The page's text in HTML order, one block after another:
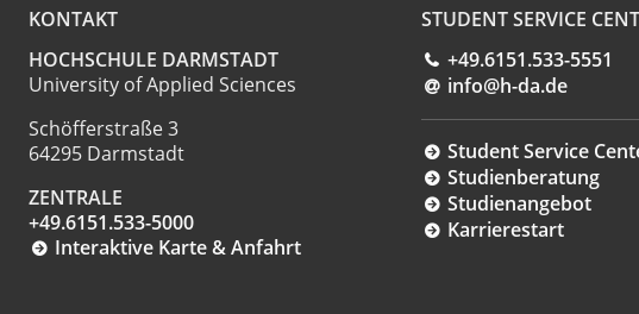
KONTAKT
HOCHSCHULE DARMSTADT
University of Applied Sciences
Schöfferstraße 3
64295 Darmstadt
ZENTRALE
+49.6151.533-5000
Interaktive Karte & Anfahrt
STUDENT SERVICE
+49.6151.533-5551
info@h-da.de
Student Service
Studienberatung
Studienangebot
Karrierestart